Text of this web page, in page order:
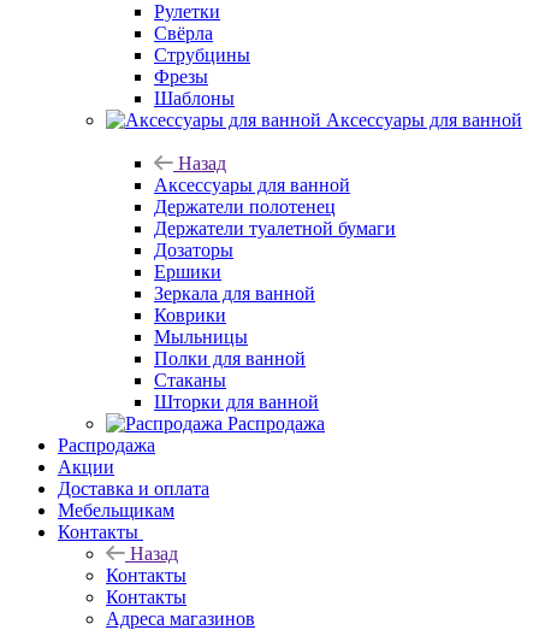
Рулетки
Свёрла
Струбцины
Фрезы
Шаблоны
Аксессуары для ванной
Назад
Аксессуары для ванной
Держатели полотенец
Держатели туалетной бумаги
Дозаторы
Ершики
Зеркала для ванной
Коврики
Мыльницы
Полки для ванной
Стаканы
Шторки для ванной
Распродажа
Распродажа
Акции
Доставка и оплата
Мебельщикам
Контакты
Назад
Контакты
Контакты
Адреса магазинов